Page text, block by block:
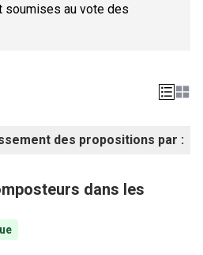
soumises au vote des
des propositions par :
dans les